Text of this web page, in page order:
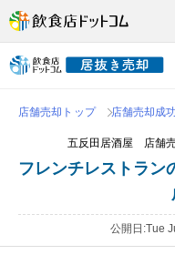
店舗売却トップ 店舗売却成
五反田居酒屋 店舗
フレンチレストラン
公開日 Tue